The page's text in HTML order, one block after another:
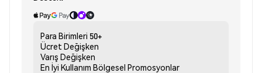
Para Birimleri 50+
Ücret Değişken
Varış Değişken
En İyi Kullanım Bölgesel Promosyonlar